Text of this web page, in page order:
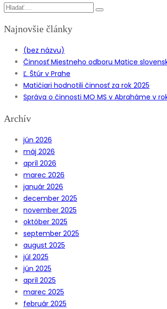
Najnovšie články
(bez názvu)
Činnosť Miestneho odboru Matice
Ľ. Štúr v Prahe
Matičiari hodnotili činnosť za rok 2025
Správa o činnosti MO MS v Abraháme v
Archív
jún 2026
máj 2026
apríl 2026
marec 2026
január 2026
december 2025
november 2025
október 2025
september 2025
august 2025
júl 2025
jún 2025
apríl 2025
marec 2025
február 2025